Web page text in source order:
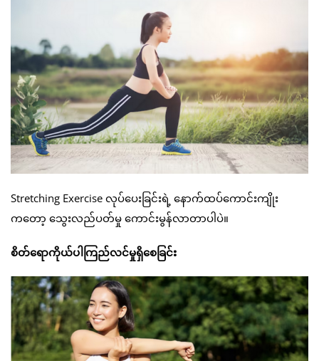
Stretching Exercise လုပ်ပေးခြင်းရဲ့ နောက်ထပ်ကောင်းကျိုး
ကတော့ သွေးလည်ပတ်မှု ကောင်းမွန်လာတာပါပဲ။
စိတ်ရောကိုယ်ပါကြည်လင်မှုရှိစေခြင်း